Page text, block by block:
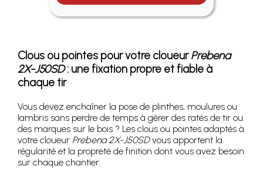
Clous ou pointes pour votre cloueurPrebena
2X-J50SD: une fixation propre et fiable à
chaque tir
Vous devez enchaîner la pose de plinthes, moulures ou
lambris sans perdre de temps à gérer des ratés de tir ou
des marques sur le bois ? Les clous ou pointes adaptés à
votre cloueur Prebena 2X-J50SDvous apportent la
régularité et la propreté de finition dont vous avez besoin
sur chaque chantier.